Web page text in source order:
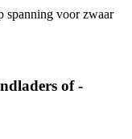
spanning voor zwaar
of -